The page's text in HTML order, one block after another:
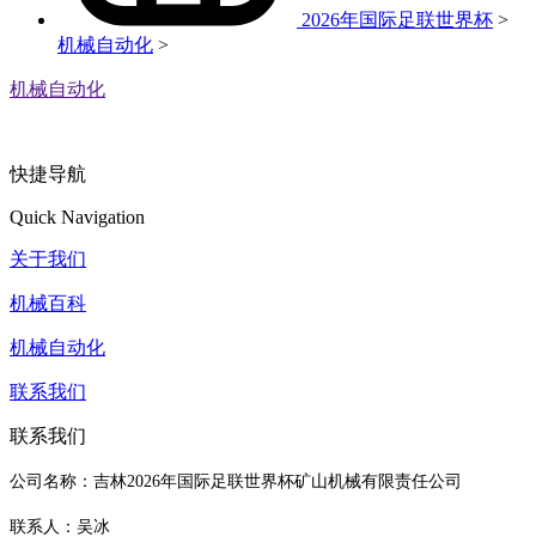
2026年国际足联世界杯 >
机械自动化 >
机械自动化
快捷导航
Quick Navigation
关于我们
机械百科
机械自动化
联系我们
联系我们
公司名称：吉林2026年国际足联世界杯矿山机械有限责任公司
联系人：吴冰